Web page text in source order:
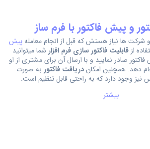
و پیش فاکتور با فرم ساز
شرکت ها نیاز هستش که قبل از انجام معاملهپیش
ازقابلیت فاکتور سازی فرم افزار شما میتوانید
صادر نمایید و با ارسال آن برای مشتری از او
دهد. همچنین امکاندریافت فاکتور به صورت
بیشتر